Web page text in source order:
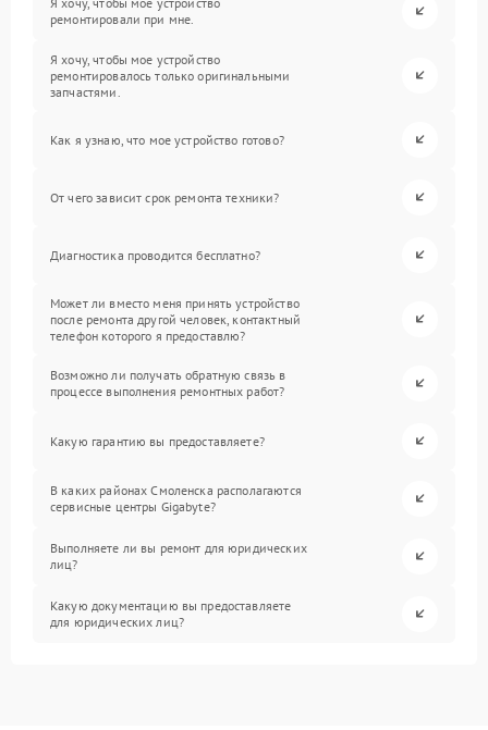
ремонтировали при мне.
Я хочу, чтобы мое устройство
ремонтировалось только оригинальными
запчастями.
Как я узнаю, что мое устройство готово?
От чего зависит срок ремонта техники?
Диагностика проводится бесплатно?
Может ли вместо меня принять устройство
после ремонта другой человек, контактный
телефон которого я предоставлю?
Возможно ли получать обратную связь в
процессе выполнения ремонтных работ?
Какую гарантию вы предоставляете?
В каких районах Смоленска располагаются
сервисные центры Gigabyte?
Выполняете ли вы ремонт для юридических
лиц?
Какую документацию вы предоставляете
для юридических лиц?